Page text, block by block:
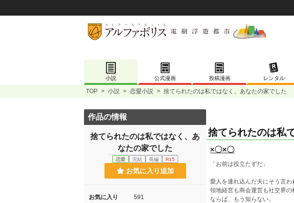
小説 公式漫画 投稿漫画 レンタル
TOP > 小説 > 恋愛小説 > 捨てられたのは私ではなく、あなたの家でした
捨てられたのは私
×〇×〇
「お前は役立たずだ」
愛人を連れ込んだ夫にそう言わ
領地経営も商会運営も社交界
ならば、もう知らない。
作品の情報
捨てられたのは私ではなく、あ
なたの家でした
恋愛 完結 長編 R15
お気に入り追加
お気に入り 591